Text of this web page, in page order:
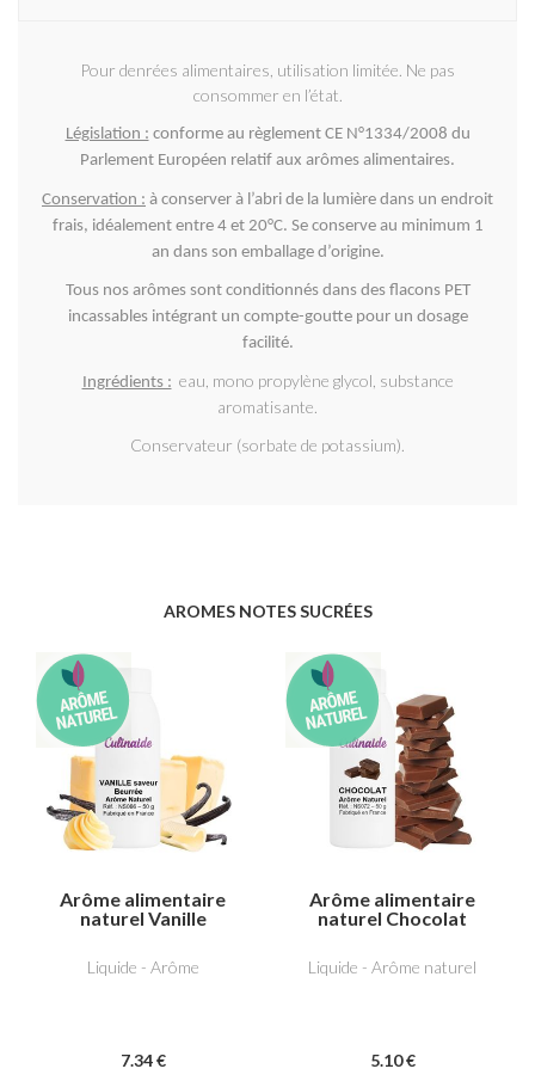
Pour denrées alimentaires, utilisation limitée. Ne pas
consommer en l’état.
Législation : conforme au règlement CE N°1334/2008 du
Parlement Européen relatif aux arômes alimentaires.
Conservation : à conserver à l’abri de la lumière dans un endroit
frais, idéalement entre 4 et 20°C. Se conserve au minimum 1
an dans son emballage d’origine.
Tous nos arômes sont conditionnés dans des flacons PET
incassables intégrant un compte-goutte pour un dosage
facilité.
Ingrédients : eau, mono propylène glycol, substance
aromatisante.
Conservateur (sorbate de potassium).
AROMES NOTES SUCRÉES
Arôme alimentaire
naturel Vanille
Liquide - Arôme
7.34 €
Arôme alimentaire
naturel Chocolat
Liquide - Arôme naturel
5.10 €